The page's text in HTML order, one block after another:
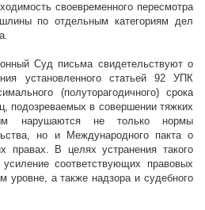
своевременного пересмотра
по отдельным категориям дел
Суд письма свидетельствуют о
установленного статьей 92 УПК
(полуторагодичного) срока
подозреваемых в совершении тяжких
нарушаются не только нормы
но и Международного пакта о
правах. В целях устранения такого
соответствующих правовых
уровне, а также надзора и судебного